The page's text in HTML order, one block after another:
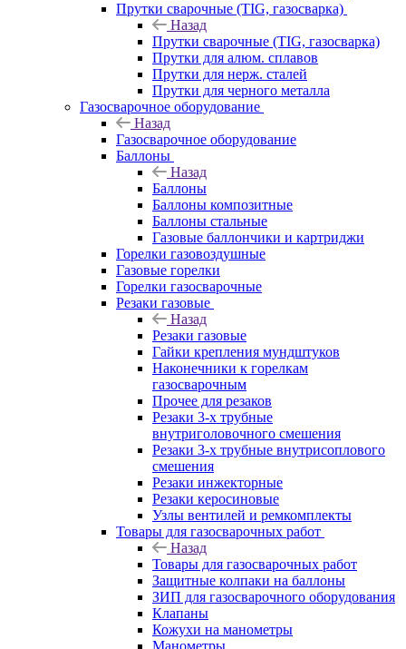
Прутки сварочные (TIG, газосварка)
Назад
Прутки сварочные (TIG, газосварка)
Прутки для алюм. сплавов
Прутки для нерж. сталей
Прутки для черного металла
Газосварочное оборудование
Назад
Газосварочное оборудование
Баллоны
Назад
Баллоны
Баллоны композитные
Баллоны стальные
Газовые баллончики и картриджи
Горелки газовоздушные
Газовые горелки
Горелки газосварочные
Резаки газовые
Назад
Резаки газовые
Гайки крепления мундштуков
Наконечники к горелкам
газосварочным
Прочее для резаков
Резаки 3-х трубные
внутриголовочного смешения
Резаки 3-х трубные внутрисоплового
смешения
Резаки инжекторные
Резаки керосиновые
Узлы вентилей и ремкомплекты
Товары для газосварочных работ
Назад
Товары для газосварочных работ
Защитные колпаки на баллоны
ЗИП для газосварочного оборудования
Клапаны
Кожухи на манометры
Манометры